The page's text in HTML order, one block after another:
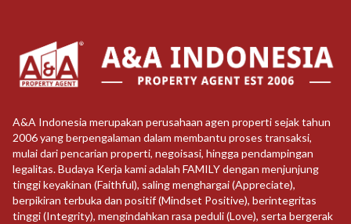
A&A Indonesia merupakan perusahaan agen properti sejak tahun
2006 yang berpengalaman dalam membantu proses transaksi,
mulai dari pencarian properti, negoisasi, hingga pendampingan
legalitas. Budaya Kerja kami adalah FAMILY dengan menjunjung
tinggi keyakinan (Faithful), saling menghargai (Appreciate),
berpikiran terbuka dan positif (Mindset Positive), berintegritas
tinggi (Integrity), mengindahkan rasa peduli (Love), serta bergerak